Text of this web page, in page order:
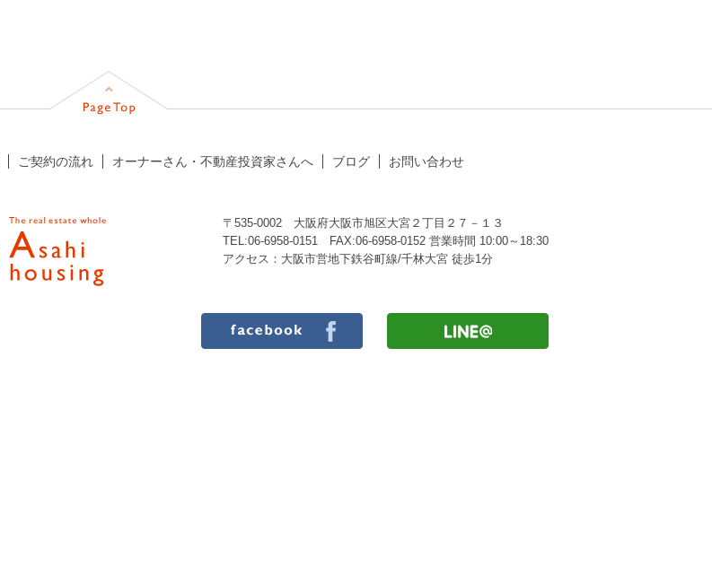
ご契約の流れ オーナーさん・不動産投資家さんへ ブログ お問い合わせ
〒535-0002 大阪府大阪市旭区大宮２丁目２７－１３
TEL:06-6958-0151 FAX:06-6958-0152 営業時間 10:00～18:30
アクセス：大阪市営地下鉄谷町線/千林大宮 徒歩1分